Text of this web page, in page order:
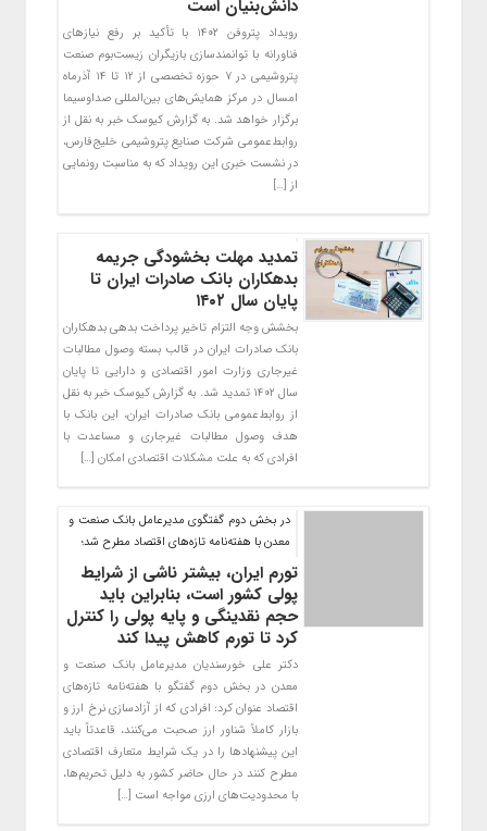
دانش‌بنیان است
رویداد پتروفن ۱۴۰۲ با تأکید بر رفع نیازهای
فناورانه با توانمندسازی بازیگران زیست‌بوم صنعت
پتروشیمی در ۷ حوزه تخصصی از ۱۲ تا ۱۴ آذرماه
امسال در مرکز همایش‌های بین‌المللی صداوسیما
برگزار خواهد شد. به گزارش کیوسک خبر به نقل از
روابط‌عمومی شرکت صنایع پتروشیمی خلیج‌فارس،
در نشست خبری این رویداد که به مناسبت رونمایی
از […]
​تمدید مهلت بخشودگی جریمه
بدهکاران بانک صادرات ایران تا
پایان سال ١۴٠٢
بخشش وجه التزام تاخیر پرداخت بدهی بدهکاران
بانک صادرات ایران در قالب بسته وصول مطالبات
غیرجاری وزارت امور اقتصادی و دارایی تا پایان
سال ١۴٠٢ تمدید شد. به گزارش کیوسک خبر به نقل
از روابط‌عمومی بانک صادرات ایران، این بانک با
هدف وصول مطالبات غیرجاری و مساعدت با
افرادی که به علت مشکلات اقتصادی امکان […]
در بخش دوم گفتگوی مدیرعامل بانک صنعت و
معدن با هفته‌نامه تازه‌های اقتصاد مطرح شد؛
تورم ایران، بیشتر ناشی از شرایط
پولی کشور است، بنابراین باید
حجم نقدینگی و پایه پولی را کنترل
کرد تا تورم کاهش پیدا کند
دکتر علی خورسندیان مدیرعامل بانک صنعت و
معدن در بخش دوم گفتگو با هفته‌نامه تازه‌های
اقتصاد عنوان کرد: افرادی که از آزادسازی نرخ ارز و
بازار کاملاً شناور ارز صحبت می‌کنند، قاعدتاً باید
این پیشنهادها را در یک شرایط متعارف اقتصادی
مطرح کنند در حال حاضر کشور به دلیل تحریم‌ها،
با محدودیت‌های ارزی مواجه است […]